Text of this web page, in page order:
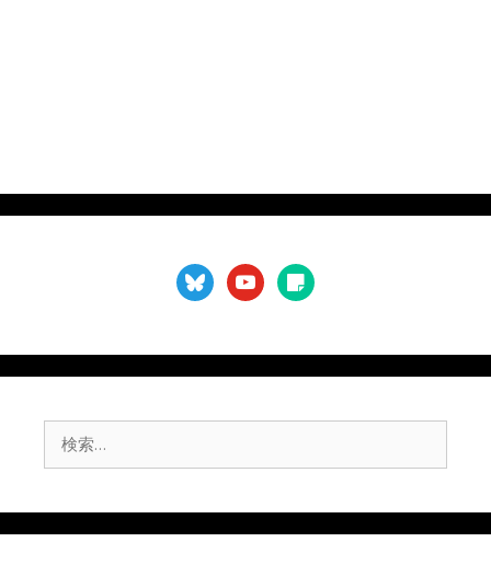
blueskyyoutubesticky-
note
索: